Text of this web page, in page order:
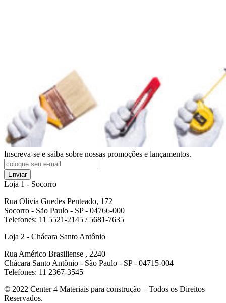
Inscreva-se e saiba sobre nossas promoções e lançamentos.
Enviar
Loja 1 - Socorro
Rua Olivia Guedes Penteado, 172
Socorro - São Paulo - SP - 04766-000
Telefones: 11 5521-2145 / 5681-7635
Loja 2 - Chácara Santo Antônio
Rua Américo Brasiliense , 2240
Chácara Santo Antônio - São Paulo - SP - 04715-004
Telefones: 11 2367-3545
© 2022 Center 4 Materiais para construção – Todos os Direitos
Reservados.